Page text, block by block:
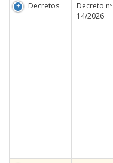
Decretos
Decreto nº
14/2026